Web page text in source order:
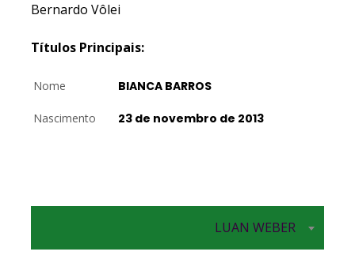
Bernardo Vôlei
Títulos Principais:
Nome BIANCA BARROS
Nascimento 23 de novembro de 2013
LUAN WEBER